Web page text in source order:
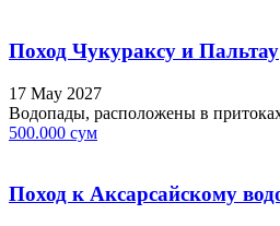
Поход Чукураксу и Пальтау
17 May 2027
Водопады, расположены в
500.000 сум
Поход к Аксарсайскому